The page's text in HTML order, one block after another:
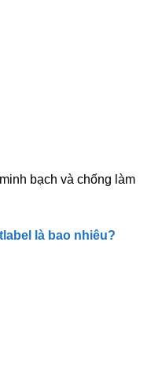
bạch và chống làm
là bao nhiêu?